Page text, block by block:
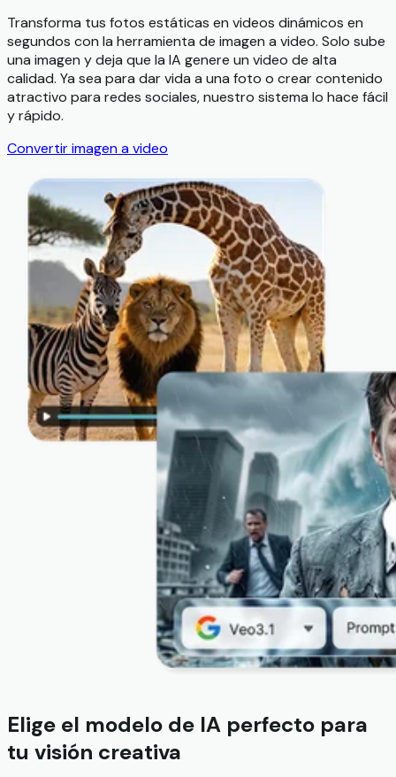
Transforma tus fotos estáticas en videos dinámicos en
segundos con la herramienta de imagen a video. Solo sube
una imagen y deja que la IA genere un video de alta
calidad. Ya sea para dar vida a una foto o crear contenido
atractivo para redes sociales, nuestro sistema lo hace fácil
y rápido.
Convertir imagen a video
Elige el modelo de IA perfecto para
tu visión creativa